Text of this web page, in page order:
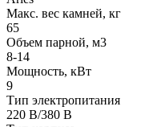
Макс. вес камней, кг
65
Oбъем парной, м3
8-14
Мощность, кВт
9
Тип электропитания
220 В/380 В